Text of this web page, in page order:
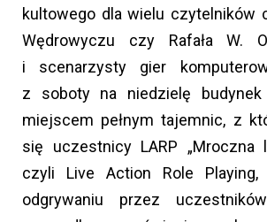
kultowego dla wielu czytelników
Wędrowyczu czy Rafała W.
i scenarzysty gier
z soboty na niedzielę
miejscem pełnym tajemnic, z
się uczestnicy LARP „Mroczna
czyli Live Action Role
odgrywaniu przez